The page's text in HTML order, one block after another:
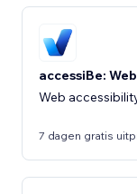
accessiBe:
Web
7 dagen gratis